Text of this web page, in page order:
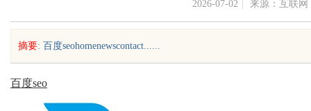
sc
2026-07-02 来源：互联网
摘要: 百度seohomenewscontact......
百度seo
力现代企业提升竞争